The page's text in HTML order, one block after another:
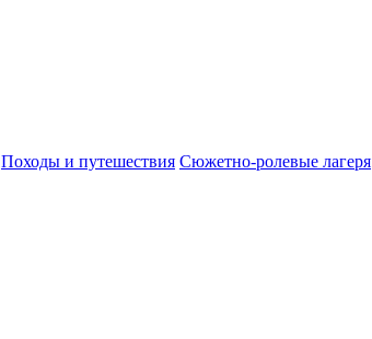
Походы и путешествия Сюжетно-ролевые лагеря